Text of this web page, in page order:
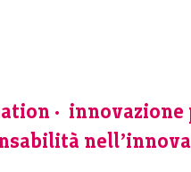
innovazione